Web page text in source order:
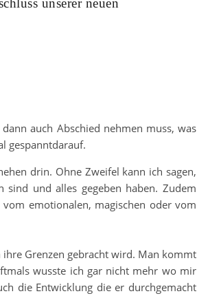
unserer neuen
auch Abschied nehmen muss, was
gespanntdarauf.
drin. Ohne Zweifel kann ich sagen,
und alles gegeben haben. Zudem
emotionalen, magischen oder vom
Grenzen gebracht wird. Man kommt
wusste ich gar nicht mehr wo mir
die Entwicklung die er durchgemacht